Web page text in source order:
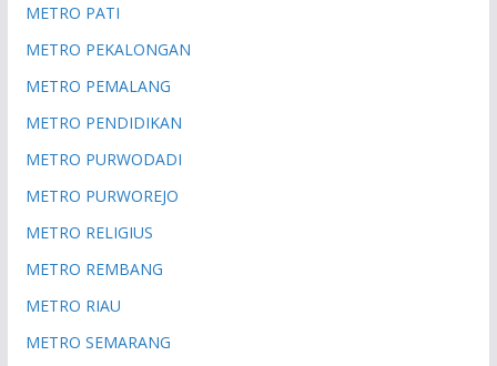
METRO PATI
METRO PEKALONGAN
METRO PEMALANG
METRO PENDIDIKAN
METRO PURWODADI
METRO PURWOREJO
METRO RELIGIUS
METRO REMBANG
METRO RIAU
METRO SEMARANG